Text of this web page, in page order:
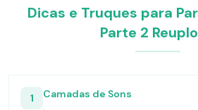
Dicas e Truques para
Parte 2
1
Camadas de Sons